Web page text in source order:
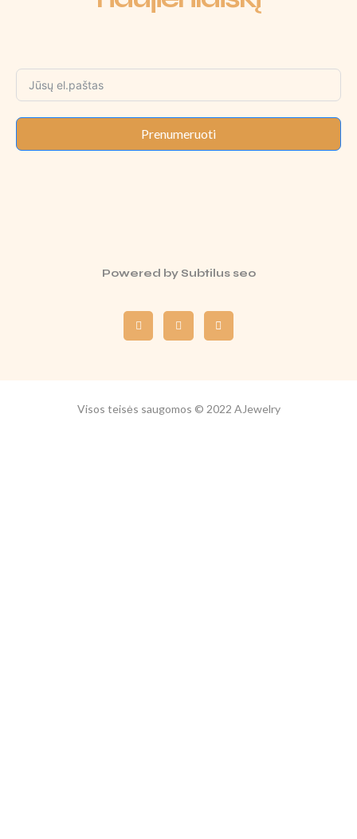
Prenumeruoti
Powered bySubtilus seo
Visos teisės saugomos © 2022 AJewelry